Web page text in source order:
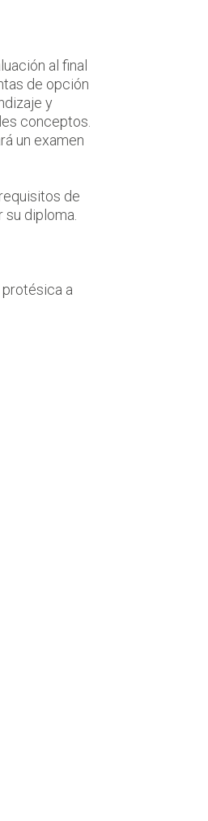
al final
de opción
y
conceptos.
un examen
de
diploma.
a